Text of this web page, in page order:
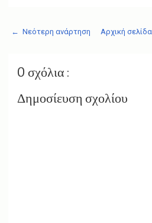
← Νεότερη ανάρτηση Αρχική σελίδα
0 σχόλια :
Δημοσίευση σχολίου